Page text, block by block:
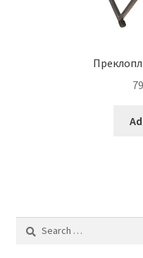
Search